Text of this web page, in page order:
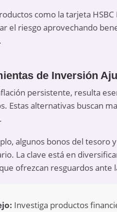
como la tarjeta
el riesgo aprovechando
de Inversión
persistente, resulta
Estas alternativas buscan
algunos bonos del tesoro
La clave está en
ofrezcan resguardos ante
Investiga productos